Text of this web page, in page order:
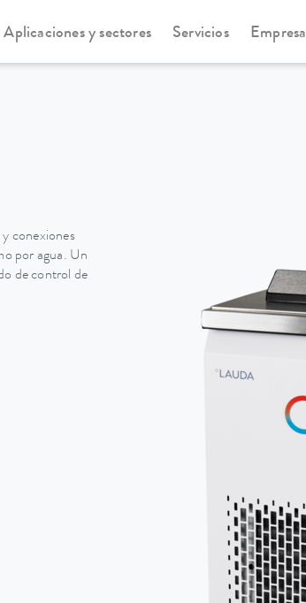
Aplicaciones y sectores Servicios Empresa
Universa
conexiones
por agua. Un
de control de